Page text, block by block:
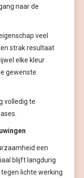
naar de
veel
strak resultaat
elke kleur
gewenste
volledig te
een
blijft langdurig
lichte werking